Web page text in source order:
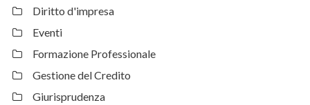
Diritto d'impresa
Eventi
Formazione Professionale
Gestione del Credito
Giurisprudenza